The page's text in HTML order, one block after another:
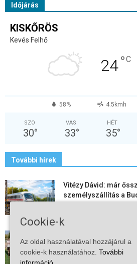
Időjárás
KISKŐRÖS
Kevés Felhő
24°C
58% 4.5kmh
SZO
30°
VAS
33°
HÉT
35°
További hírek
Vitézy Dávid: már
személyszállítás a
Megkezdte a
együtt maradt a keret,...
2026-08-06
Cookie-k
Az oldal használatával hozzájárul a
cookie-k használatához. További